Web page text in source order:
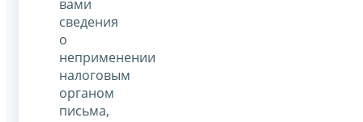
вами
сведения
о
неприменении
налоговым
органом
письма,